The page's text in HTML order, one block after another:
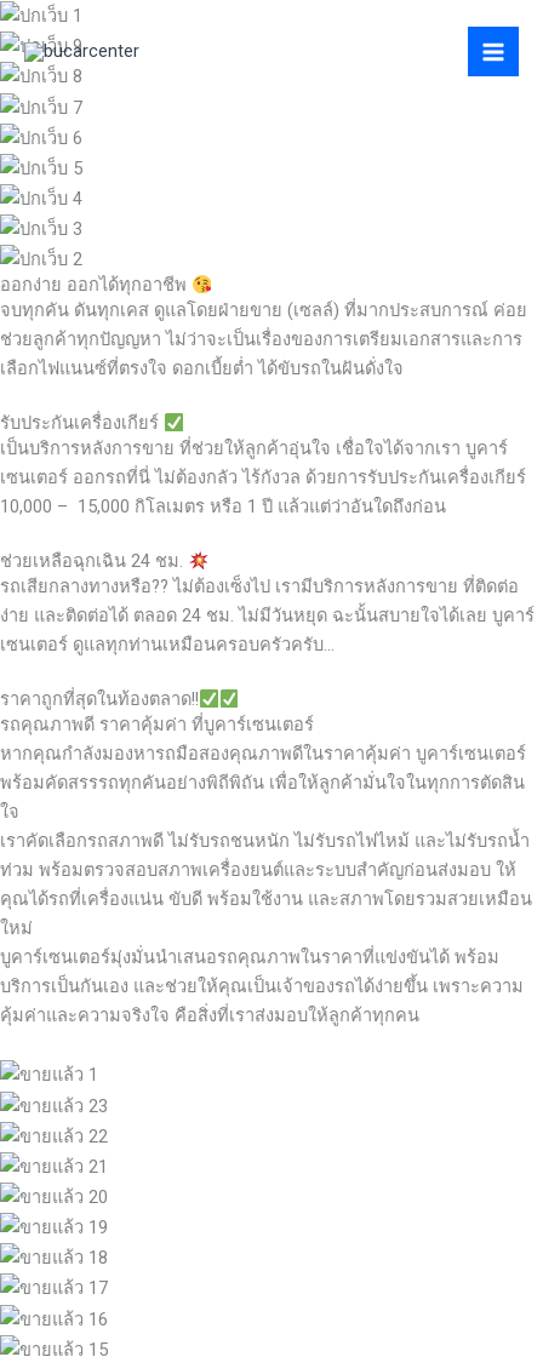
Skip
to
content
ออกง่าย ออกได้ทุกอาชีพ
จบทุกคัน ดันทุกเคส ดูแลโดยฝ่ายขาย (เซลล์) ที่มากประสบการณ์ ค่อย
ช่วยลูกค้าทุกปัญญหา ไม่ว่าจะเป็นเรื่องของการเตรียมเอกสารและการ
เลือกไฟแนนซ์ที่ตรงใจ ดอกเบี้ยต่ำ ได้ขับรถในฝันดั่งใจ
รับประกันเครื่องเกียร์
เป็นบริการหลังการขาย ที่ช่วยให้ลูกค้าอุ่นใจ เชื่อใจได้จากเรา บูคาร์
เซนเตอร์ ออกรถที่นี่ ไม่ต้องกลัว ไร้กังวล ด้วยการรับประกันเครื่องเกียร์
10,000 – 15,000 กิโลเมตร หรือ 1 ปี แล้วแต่ว่าอันใดถึงก่อน
ช่วยเหลือฉุกเฉิน 24 ชม.
รถเสียกลางทางหรือ?? ไม่ต้องเซ็งไป เรามีบริการหลังการขาย ที่ติดต่อ
ง่าย และติดต่อได้ ตลอด 24 ชม. ไม่มีวันหยุด ฉะนั้นสบายใจได้เลย บูคาร์
เซนเตอร์ ดูแลทุกท่านเหมือนครอบครัวครับ…
ราคาถูกที่สุดในท้องตลาด!!
รถคุณภาพดี ราคาคุ้มค่า ที่บูคาร์เซนเตอร์
หากคุณกำลังมองหารถมือสองคุณภาพดีในราคาคุ้มค่า บูคาร์เซนเตอร์
พร้อมคัดสรรรถทุกคันอย่างพิถีพิถัน เพื่อให้ลูกค้ามั่นใจในทุกการตัดสิน
ใจ
เราคัดเลือกรถสภาพดี ไม่รับรถชนหนัก ไม่รับรถไฟไหม้ และไม่รับรถน้ำ
ท่วม พร้อมตรวจสอบสภาพเครื่องยนต์และระบบสำคัญก่อนส่งมอบ ให้
คุณได้รถที่เครื่องแน่น ขับดี พร้อมใช้งาน และสภาพโดยรวมสวยเหมือน
ใหม่
บูคาร์เซนเตอร์มุ่งมั่นนำเสนอรถคุณภาพในราคาที่แข่งขันได้ พร้อม
บริการเป็นกันเอง และช่วยให้คุณเป็นเจ้าของรถได้ง่ายขึ้น เพราะความ
คุ้มค่าและความจริงใจ คือสิ่งที่เราส่งมอบให้ลูกค้าทุกคน